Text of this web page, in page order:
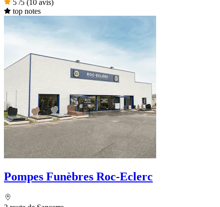
5 /5 (10 avis)
top notes
Pompes Funèbres Roc-Eclerc